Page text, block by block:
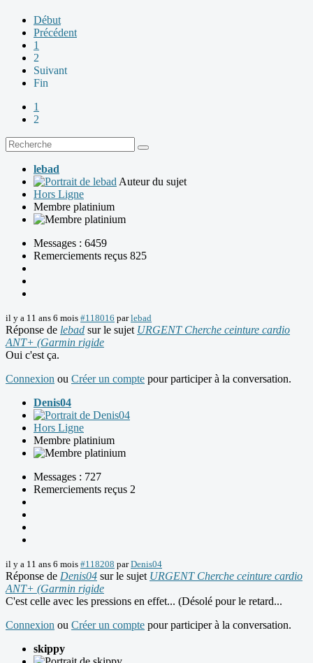
Début
Précédent
1
2
Suivant
Fin
1
2
lebad
Auteur du sujet
Hors Ligne
Membre platinium
Messages : 6459
Remerciements reçus 825
il y a 11 ans 6 mois #118016 parlebad
Réponse de lebad sur le sujet URGENT Cherche ceinture cardio
ANT+ (Garmin rigide
Oui c'est ça.
Connexion ou Créer un compte pour participer à la conversation.
Denis04
Hors Ligne
Membre platinium
Messages : 727
Remerciements reçus 2
il y a 11 ans 6 mois #118208 parDenis04
Réponse de Denis04 sur le sujet URGENT Cherche ceinture cardio
ANT+ (Garmin rigide
C'est celle avec les pressions en effet... (Désolé pour le retard...
Connexion ou Créer un compte pour participer à la conversation.
skippy